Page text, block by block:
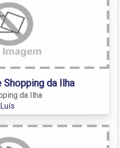
da Ilha
da Ilha